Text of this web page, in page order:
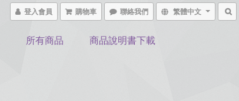
登入會員 購物車 聯絡我們 繁體中文
所有商品 商品說明書下載